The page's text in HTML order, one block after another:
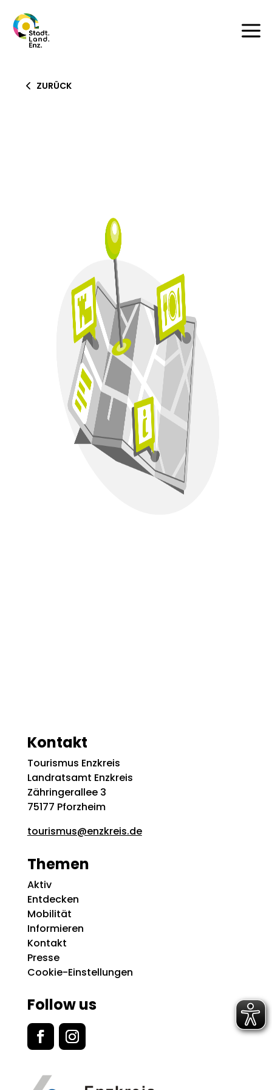
a
ZURÜCK
Kontakt
Tourismus Enzkreis
Landratsamt Enzkreis
Zähringerallee 3
75177 Pforzheim
tourismus@enzkreis.de
Themen
Aktiv
Entdecken
Mobilität
Informieren
Kontakt
Presse
Cookie-Einstellungen
Follow us